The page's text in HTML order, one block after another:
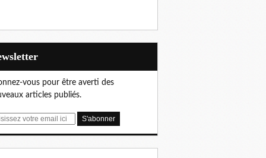
vous pour être averti des
articles publiés.